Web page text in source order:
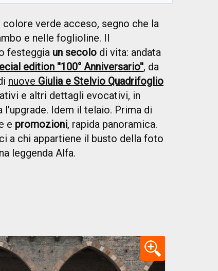
colore verde acceso, segno che la
e nelle foglioline. Il
festeggia un secolo di vita: andata
edition ''100° Anniversario'', da
nuove Giulia e Stelvio Quadrifoglio
e altri dettagli evocativi, in
Idem il telaio. Prima di
e promozioni, rapida panoramica.
a chi appartiene il busto della foto
leggenda Alfa.